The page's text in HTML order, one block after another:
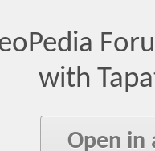
with
Open in